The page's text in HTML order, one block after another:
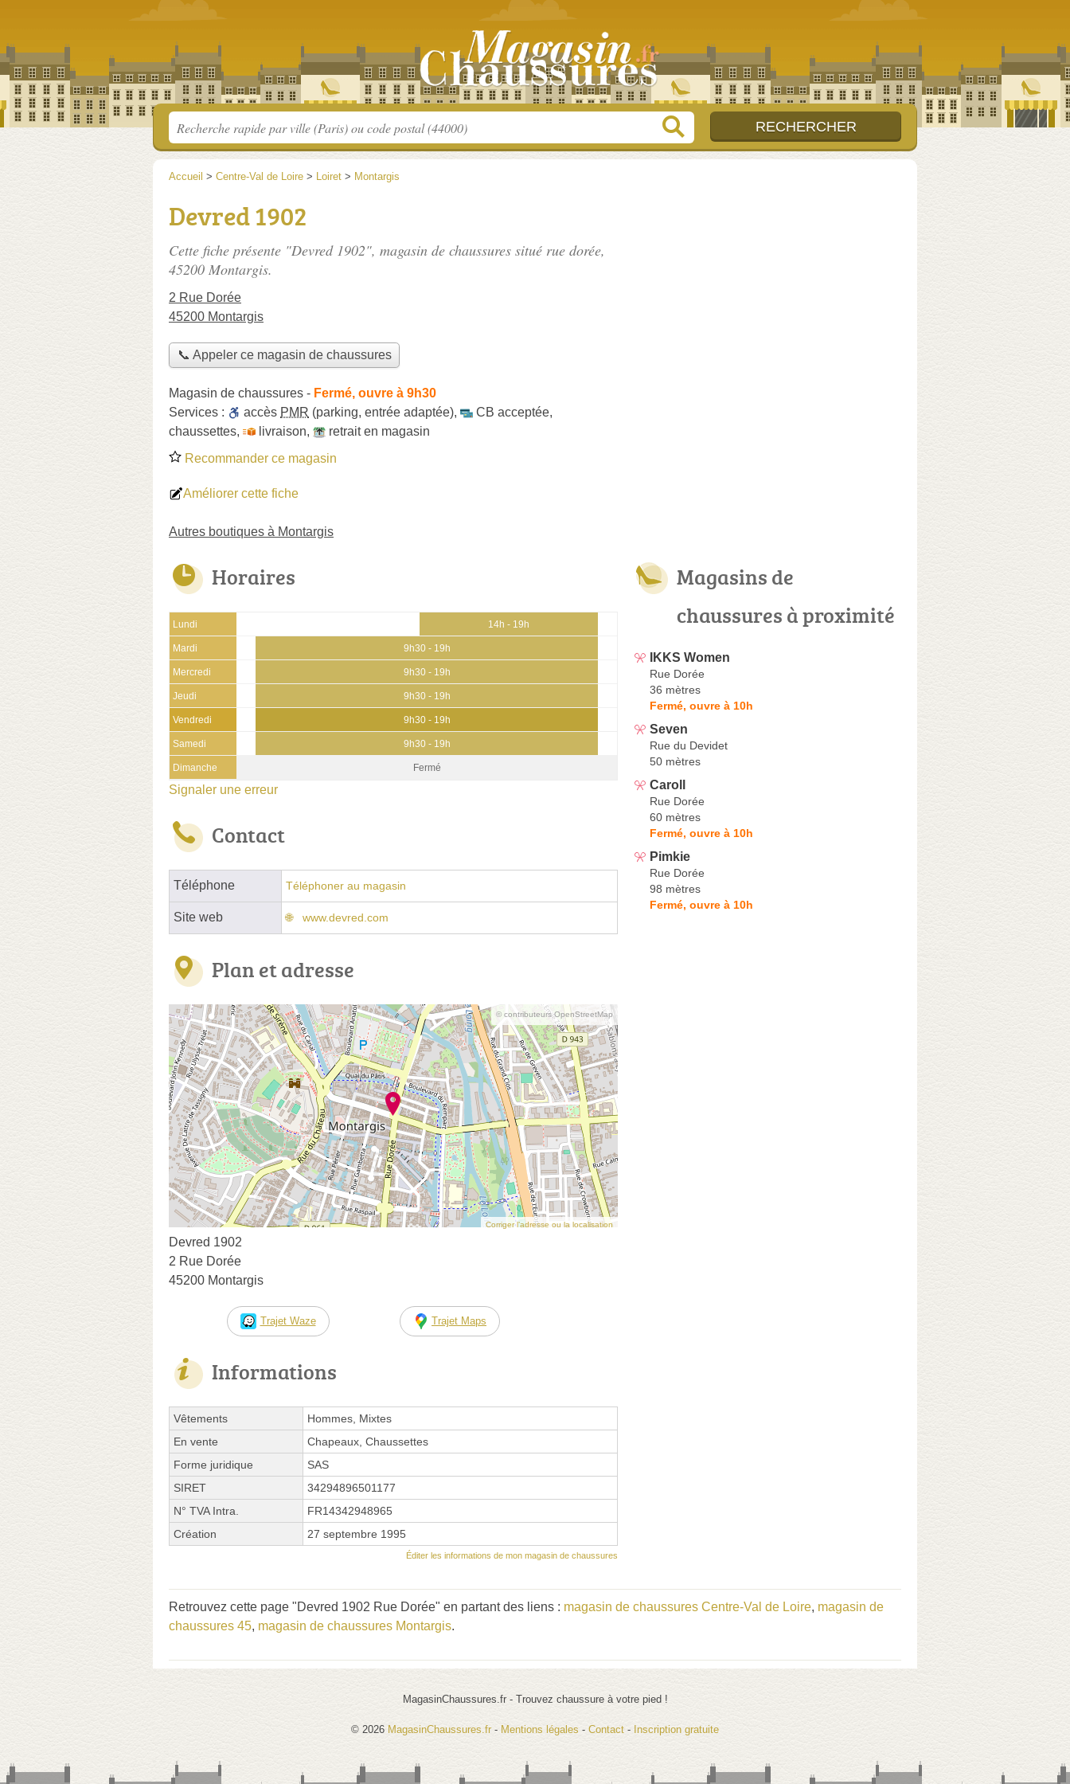
Accueil > Centre-Val de Loire > Loiret > Montargis
Devred 1902
Cette fiche présente "Devred 1902", magasin de chaussures situé rue dorée,
45200 Montargis.
2 Rue Dorée
45200 Montargis
📞 Appeler ce magasin de chaussures
Magasin de chaussures - Fermé, ouvre à 9h30
Services :
accès PMR (parking, entrée adaptée), CB acceptée,
chaussettes, livraison,
retrait en magasin
Recommander ce magasin
Améliorer cette fiche
Autres boutiques à Montargis
Horaires
Lundi 14h - 19h
Mardi 9h30 - 19h
Mercredi 9h30 - 19h
Jeudi 9h30 - 19h
Vendredi 9h30 - 19h
Samedi 9h30 - 19h
Dimanche Fermé
Signaler une erreur
Contact
Téléphone Téléphoner au magasin
Site web www.devred.com
Plan et adresse
© contributeurs OpenStreetMap
Corriger l’adresse ou la localisation
Devred 1902
2 Rue Dorée
45200 Montargis
Trajet Waze Trajet Maps
Informations
Vêtements
Hommes, Mixtes
En vente
Chapeaux, Chaussettes
Forme juridique
SAS
SIRET
34294896501177
N° TVA Intra.
FR14342948965
Création
27 septembre 1995
Éditer les informations de mon magasin de chaussures
Magasins de
chaussures à proximité
IKKS Women
Rue Dorée
36 mètres
Fermé, ouvre à 10h
Seven
Rue du Devidet
50 mètres
Caroll
Rue Dorée
60 mètres
Fermé, ouvre à 10h
Pimkie
Rue Dorée
98 mètres
Fermé, ouvre à 10h
Retrouvez cette page "Devred 1902 Rue Dorée" en partant des liens : magasin de chaussures Centre-Val de Loire, magasin de
chaussures 45, magasin de chaussures Montargis.
MagasinChaussures.fr - Trouvez chaussure à votre pied !
© 2026 MagasinChaussures.fr - Mentions légales - Contact - Inscription gratuite